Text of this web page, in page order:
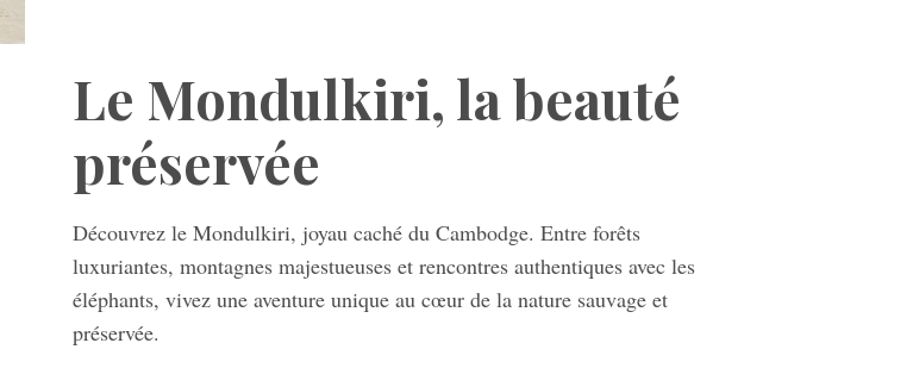
Le Mondulkiri, la beauté
préservée
Découvrez le Mondulkiri, joyau caché du Cambodge. Entre forêts
luxuriantes, montagnes majestueuses et rencontres authentiques avec les
éléphants, vivez une aventure unique au cœur de la nature sauvage et
préservée.